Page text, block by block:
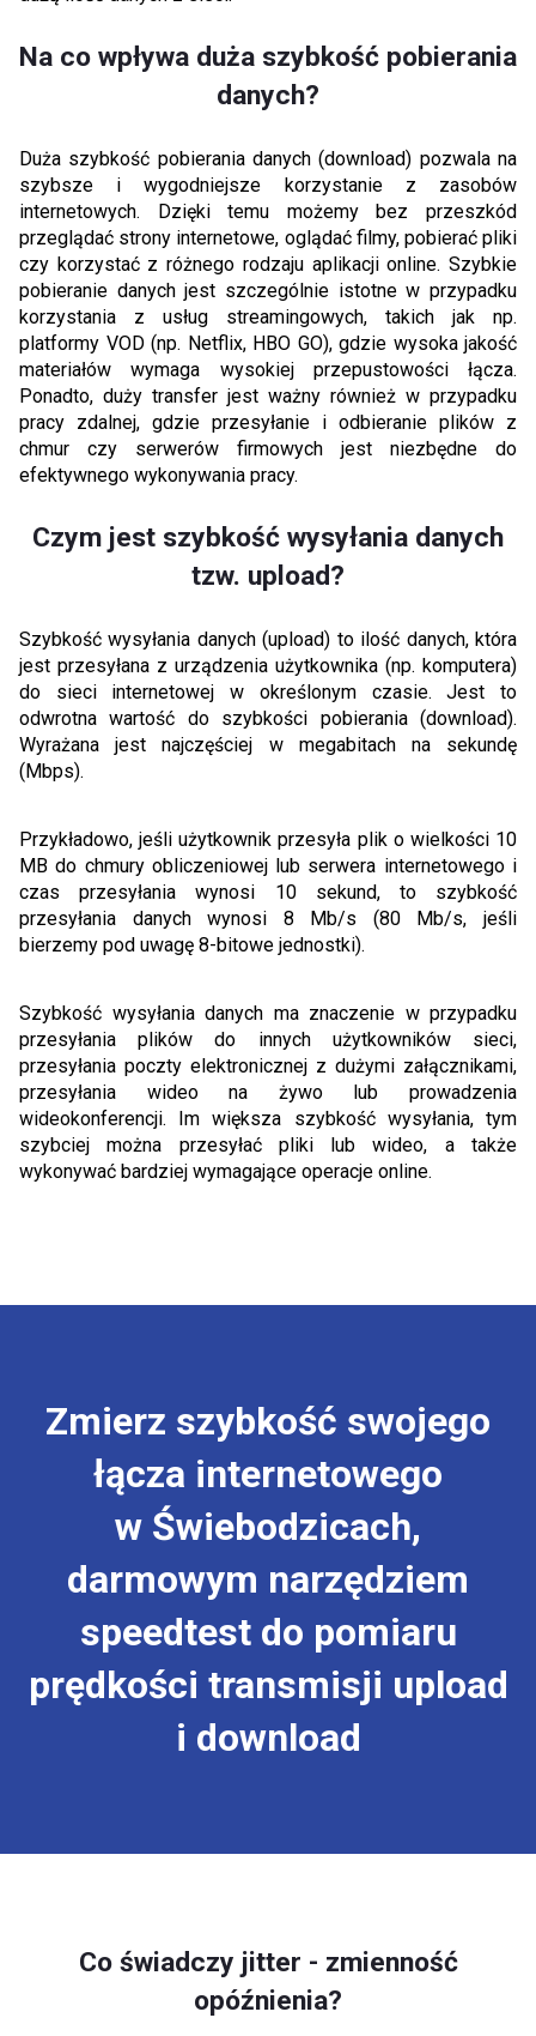
Na co wpływa duża szybkość pobierania
danych?
Duża szybkość pobierania danych (download) pozwala na
szybsze i wygodniejsze korzystanie z zasobów
internetowych. Dzięki temu możemy bez przeszkód
przeglądać strony internetowe, oglądać filmy, pobierać pliki
czy korzystać z różnego rodzaju aplikacji online. Szybkie
pobieranie danych jest szczególnie istotne w przypadku
korzystania z usług streamingowych, takich jak np.
platformy VOD (np. Netflix, HBO GO), gdzie wysoka jakość
materiałów wymaga wysokiej przepustowości łącza.
Ponadto, duży transfer jest ważny również w przypadku
pracy zdalnej, gdzie przesyłanie i odbieranie plików z
chmur czy serwerów firmowych jest niezbędne do
efektywnego wykonywania pracy.
Czym jest szybkość wysyłania danych
tzw. upload?
Szybkość wysyłania danych (upload) to ilość danych, która
jest przesyłana z urządzenia użytkownika (np. komputera)
do sieci internetowej w określonym czasie. Jest to
odwrotna wartość do szybkości pobierania (download).
Wyrażana jest najczęściej w megabitach na sekundę
(Mbps).
Przykładowo, jeśli użytkownik przesyła plik o wielkości 10
MB do chmury obliczeniowej lub serwera internetowego i
czas przesyłania wynosi 10 sekund, to szybkość
przesyłania danych wynosi 8 Mb/s (80 Mb/s, jeśli
bierzemy pod uwagę 8-bitowe jednostki).
Szybkość wysyłania danych ma znaczenie w przypadku
przesyłania plików do innych użytkowników sieci,
przesyłania poczty elektronicznej z dużymi załącznikami,
przesyłania wideo na żywo lub prowadzenia
wideokonferencji. Im większa szybkość wysyłania, tym
szybciej można przesyłać pliki lub wideo, a także
wykonywać bardziej wymagające operacje online.
Zmierz szybkość swojego
łącza internetowego
w Świebodzicach,
darmowym narzędziem
speedtest do pomiaru
prędkości transmisji upload
i download
Co świadczy jitter - zmienność
opóźnienia?